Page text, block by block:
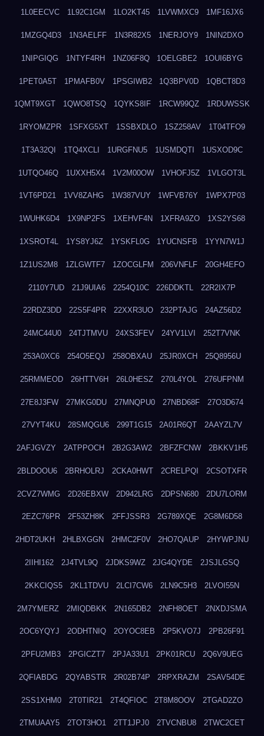
1L0EECVC 1L92C1GM 1LO2KT45 1LVWMXC9 1MF16JX6
1MZGQ4D3 1N3AELFF 1N3R82X5 1NERJOY9 1NIN2DXO
1NIPGIQG 1NTYF4RH 1NZ06F8Q 1OELGBE2 1OUI6BYG
1PET0A5T 1PMAFB0V 1PSGIWB2 1Q3BPV0D 1QBCT8D3
1QMT9XGT 1QWO8TSQ 1QYKS8IF 1RCW99QZ 1RDUWSSK
1RYOMZPR 1SFXG5XT 1SSBXDLO 1SZ258AV 1T04TFO9
1T3A32QI 1TQ4XCLI 1URGFNU5 1USMDQTI 1USXOD9C
1UTQO46Q 1UXXH5X4 1V2M00OW 1VHOFJ5Z 1VLGOT3L
1VT6PD21 1VV8ZAHG 1W387VUY 1WFVB76Y 1WPX7P03
1WUHK6D4 1X9NP2FS 1XEHVF4N 1XFRA9ZO 1XS2YS68
1XSROT4L 1YS8YJ6Z 1YSKFL0G 1YUCNSFB 1YYN7W1J
1Z1US2M8 1ZLGWTF7 1ZOCGLFM 206VNFLF 20GH4EFO
2110Y7UD 21J9UIA6 2254Q10C 226DDKTL 22R2IX7P
22RDZ3DD 22S5F4PR 22XXR3UO 232PTAJG 24AZ56D2
24MC44U0 24TJTMVU 24XS3FEV 24YV1LVI 252T7VNK
253A0XC6 254O5EQJ 258OBXAU 25JR0XCH 25Q8956U
25RMMEOD 26HTTV6H 26L0HESZ 270L4YOL 276UFPNM
27E8J3FW 27MKG0DU 27MNQPU0 27NBD68F 27O3D674
27VYT4KU 28SMQGU6 299T1G15 2A01R6QT 2AAYZL7V
2AFJGVZY 2ATPPOCH 2B2G3AW2 2BFZFCNW 2BKKV1H5
2BLDOOU6 2BRHOLRJ 2CKA0HWT 2CRELPQI 2CSOTXFR
2CVZ7WMG 2D26EBXW 2D942LRG 2DPSN680 2DU7LORM
2EZC76PR 2F53ZH8K 2FFJSSR3 2G789XQE 2G8M6D58
2HDT2UKH 2HLBXGGN 2HMC2F0V 2HO7QAUP 2HYWPJNU
2IIHI162 2J4TVL9Q 2JDKS9WZ 2JG4QYDE 2JSJLGSQ
2KKCIQS5 2KL1TDVU 2LCI7CW6 2LN9C5H3 2LVOI55N
2M7YMERZ 2MIQDBKK 2N165DB2 2NFH8OET 2NXDJSMA
2OC6YQYJ 2ODHTNIQ 2OYOC8EB 2P5KVO7J 2PB26F91
2PFU2MB3 2PGICZT7 2PJA33U1 2PK01RCU 2Q6V9UEG
2QFIABDG 2QYABSTR 2R02B74P 2RPXRAZM 2SAV54DE
2SS1XHM0 2T0TIR21 2T4QFIOC 2T8M8OOV 2TGAD2ZO
2TMUAAY5 2TOT3HO1 2TT1JPJ0 2TVCNBU8 2TWC2CET